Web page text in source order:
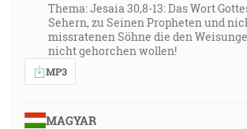
Thema: Jesaia 30,8-13: Das Wort
Sehern, zu Seinen Propheten und
missratenen Söhne die den
nicht gehorchen wollen!
MP3
MAGYAR